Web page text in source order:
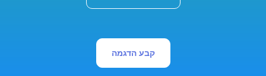
קבע הדגמה